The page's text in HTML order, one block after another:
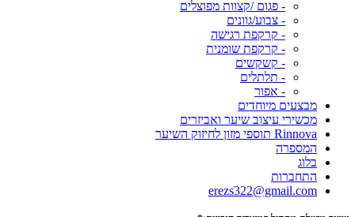
- פגום /קצוות מפוצלים
- צבוע/גוונים
- קרקפת רגישה
- קרקפת שומנית
- קשקשים
- תלתלים
- אפור
מבצעים מיוחדים
מכשירי עיצוב שיער ואביזרים
Rinnova תוספי מזון לחיזוק השיער
המספרה
בלוג
התחברות
erezs322@gmail.com